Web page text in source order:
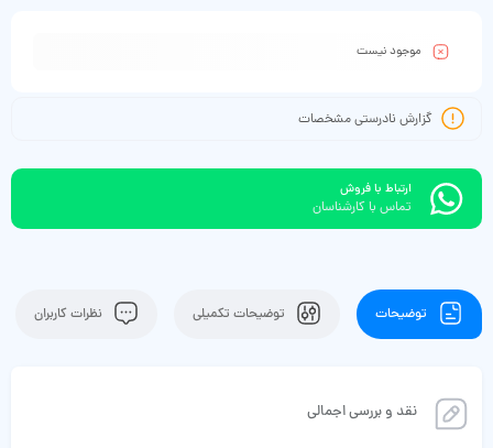
موجود نیست
گزارش نادرستی مشخصات
ارتباط با فروش
تماس با کارشناسان
توضیحات توضیحات تکمیلی نظرات کاربران
نقد و بررسی اجمالی